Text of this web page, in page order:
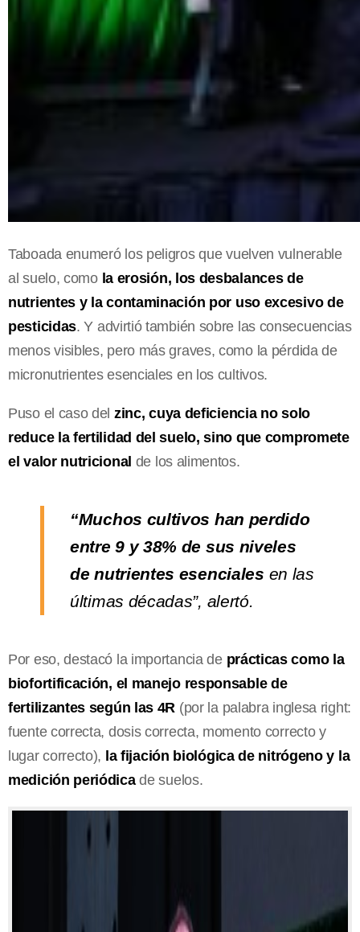
Taboada enumeró los peligros que vuelven vulnerable
al suelo, como la erosión, los desbalances de
nutrientes y la contaminación por uso excesivo de
pesticidas. Y advirtió también sobre las consecuencias
menos visibles, pero más graves, como la pérdida de
micronutrientes esenciales en los cultivos.
Puso el caso del zinc, cuya deficiencia no solo
reduce la fertilidad del suelo, sino que compromete
el valor nutricional de los alimentos.
“Muchos cultivos han perdido
entre 9 y 38% de sus niveles
de nutrientes esenciales en las
últimas décadas”, alertó.
Por eso, destacó la importancia de prácticas como la
biofortificación, el manejo responsable de
fertilizantes según las 4R (por la palabra inglesa right:
fuente correcta, dosis correcta, momento correcto y
lugar correcto), la fijación biológica de nitrógeno y la
medición periódicade suelos.